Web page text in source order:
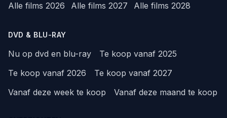
Alle films 2026
Alle films 2027 Alle films 2028
DVD & BLU-RAY
Nu op dvd en blu-ray
Te koop vanaf 2025
Te koop vanaf 2026
Te koop vanaf 2027
Vanaf deze week te koop
Vanaf deze maand te koop